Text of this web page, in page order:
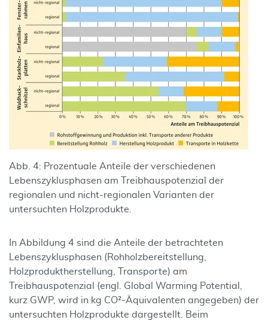
Abb. 4: Prozentuale Anteile der verschiedenen
Lebenszyklusphasen am Treibhauspotenzial der
regionalen und nicht-regionalen Varianten der
untersuchten Holzprodukte.
In Abbildung 4 sind die Anteile der betrachteten
Lebenszyklusphasen (Rohholzbereitstellung,
Holzproduktherstellung, Transporte) am
Treibhauspotenzial (engl. Global Warming Potential,
kurz GWP, wird in kg CO²-Äquivalenten angegeben) der
untersuchten Holzprodukte dargestellt. Beim